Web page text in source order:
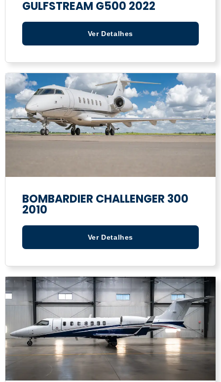
GULFSTREAM G500 2022
Ver Detalhes
BOMBARDIER CHALLENGER 300
2010
Ver Detalhes